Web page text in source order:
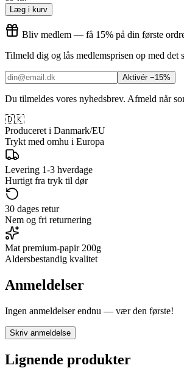
Læg i kurv
Bliv medlem — få 15% på din første
Tilmeld dig og lås medlemsprisen op med det
Aktivér −15%
Du tilmeldes vores nyhedsbrev. Afmeld når
🇩🇰
Produceret i Danmark/EU
Trykt med omhu i Europa
Levering 1-3 hverdage
Hurtigt fra tryk til dør
30 dages retur
Nem og fri returnering
Mat premium-papir 200g
Aldersbestandig kvalitet
Anmeldelser
Ingen anmeldelser endnu — vær den første!
Skriv anmeldelse
Lignende produkter